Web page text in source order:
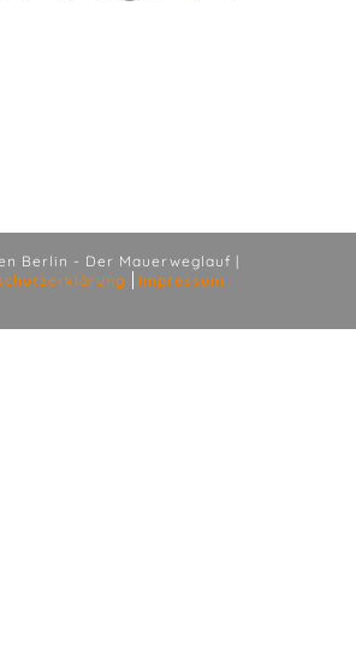
Berlin - Der Mauerweglauf |
Impressum